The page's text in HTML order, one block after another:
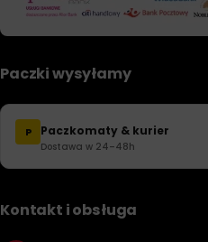
Paczki wysyłamy
P Paczkomaty & kurier
Dostawa w 24–48h
Kontakt i obsługa